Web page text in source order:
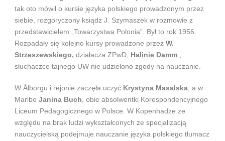
tak oto mówił o kursie języka polskiego prowadzonym przez
siebie, rozgoryczony ksiądz J. Szymaszek w rozmowie z
przedstawicielem „Towarzystwa Polonia”. Był to rok 1956.
Rozpadały się kolejno kursy prowadzone przez W.
Strzeszewskiego, działacza ZPwD, Halinie Damm
słuchaczce tajnego UW nie udzielono zgody na nauczanie.
W Ålborgu i rejonie zaczęła uczyć Krystyna Masalska , a w
Maribo Janina Buch , obie absolwentki Korespondencyjnego
Liceum Pedagogicznego w Polsce. W Kopenhadze ze
względu na brak ludzi wykształconych ze specjalizacją
nauczycielską podejmuje nauczanie języka polskiego tłumacz